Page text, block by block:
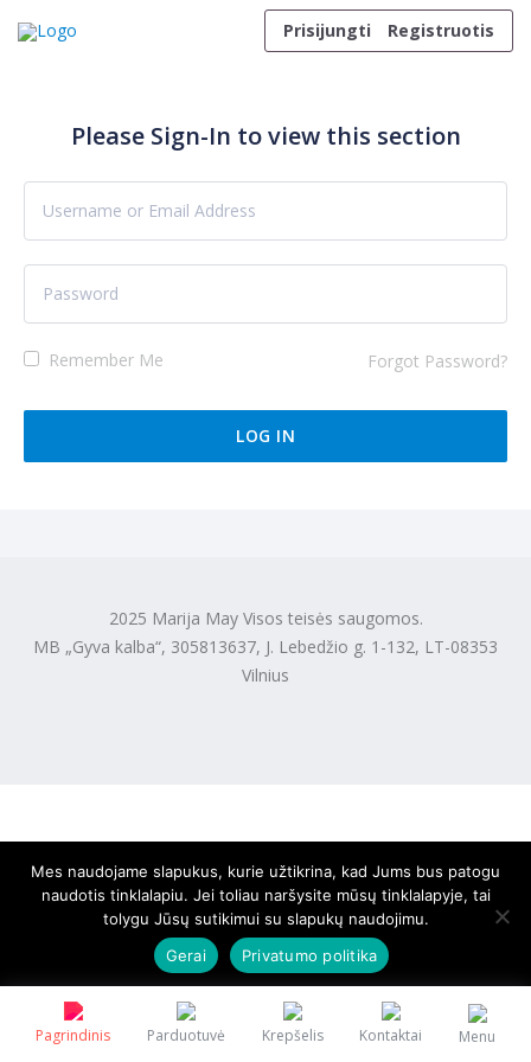
Prisijungti
Registruotis
Pagrindinis Parduotuvė Krepšelis Kontaktai Menu
Please Sign-In to view this section
Remember Me Forgot Password?
2025 Marija May Visos teisės saugomos.
MB „Gyva kalba“, 305813637, J. Lebedžio g. 1-132, LT-08353
Vilnius
Mes naudojame slapukus, kurie užtikrina, kad Jums bus patogu
naudotis tinklalapiu. Jei toliau naršysite mūsų tinklalapyje, tai
tolygu Jūsų sutikimui su slapukų naudojimu.
Gerai
Privatumo politika